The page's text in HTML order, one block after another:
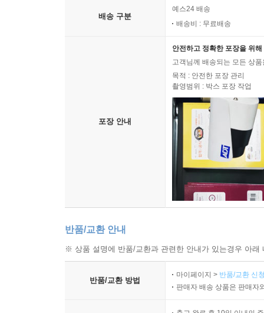
배송 구분
예스24 배송
배송비 : 무료배송
포장 안내
안전하고 정확한 포장을 위
고객님께 배송되는 모든 상
목적 : 안전한 포장 관리
촬영범위 : 박스 포장 작업
반품/교환 안내
※ 상품 설명에 반품/교환과 관련한 안내가 있는경우 아
반품/교환 방법
마이페이지 > 반품/교환 신
판매자 배송 상품은 판매자